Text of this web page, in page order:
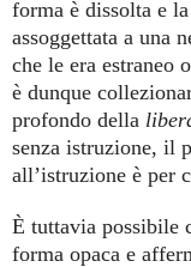
forma è dissolta e
assoggettata a una
che le era estraneo
è dunque
profondo della
senza istruzione, il
all’istruzione è per
È tuttavia possibile
forma opaca e